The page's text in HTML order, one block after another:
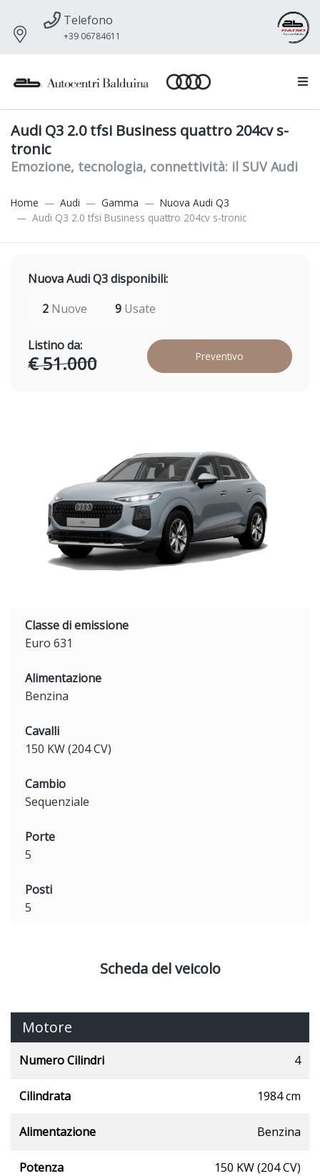
Telefono
+39 06784611
Audi Q3 2.0 tfsi Business quattro 204cv s-
tronic
Emozione, tecnologia, connettività: il SUV Audi
Home Audi Gamma
Nuova Audi Q3
Audi Q3 2.0 tfsi Business quattro 204cv s-tronic
Nuova Audi Q3 disponibili:
2 Nuove 9 Usate
Listino da:
€ 51.000 Preventivo
Classe di emissione
Euro 631
Alimentazione
Benzina
Cavalli
150 KW (204 CV)
Cambio
Sequenziale
Porte
5
Posti
5
Scheda del veicolo
Motore
Numero Cilindri 4
Cilindrata 1984 cm
Alimentazione Benzina
Potenza 150 KW (204 CV)